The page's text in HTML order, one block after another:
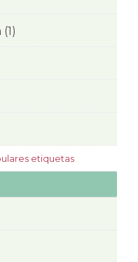
etiquetas